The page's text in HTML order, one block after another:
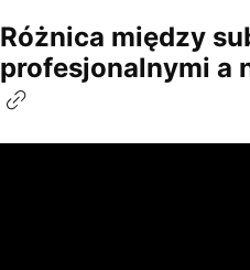
Różnica między
profesjonalnymi a